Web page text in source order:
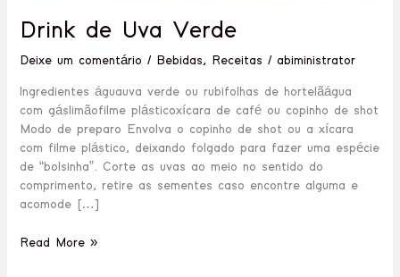
Drink de Uva Verde
Deixe um comentário / Bebidas, Receitas /abiministrator
Ingredientes águauva verde ou rubifolhas de hortelãágua
com gáslimãofilme plásticoxícara de café ou copinho de shot
Modo de preparo Envolva o copinho de shot ou a xícara
com filme plástico, deixando folgado para fazer uma espécie
de “bolsinha”. Corte as uvas ao meio no sentido do
comprimento, retire as sementes caso encontre alguma e
acomode […]
Read More »